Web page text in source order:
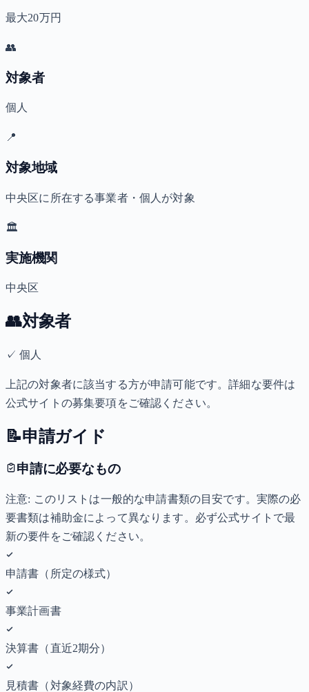
最大20万円
👥
対象者
個人
📍
対象地域
中央区に所在する事業者・個人が対象
🏛️
実施機関
中央区
👥対象者
✓個人
上記の対象者に該当する方が申請可能です。詳細な要件は
公式サイトの募集要項をご確認ください。
📝申請ガイド
申請に必要なもの
注意: このリストは一般的な申請書類の目安です。実際の必
要書類は補助金によって異なります。必ず公式サイトで最
新の要件をご確認ください。
申請書（所定の様式）
事業計画書
決算書（直近2期分）
見積書（対象経費の内訳）